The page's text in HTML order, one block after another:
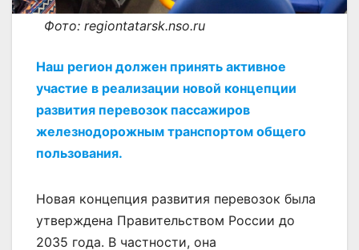
Фото: regiontatarsk.nso.ru
Наш регион должен принять активное
участие в реализации новой концепции
развития перевозок пассажиров
железнодорожным транспортом общего
пользования.
Новая концепция развития перевозок была
утверждена Правительством России до
2035 года. В частности, она